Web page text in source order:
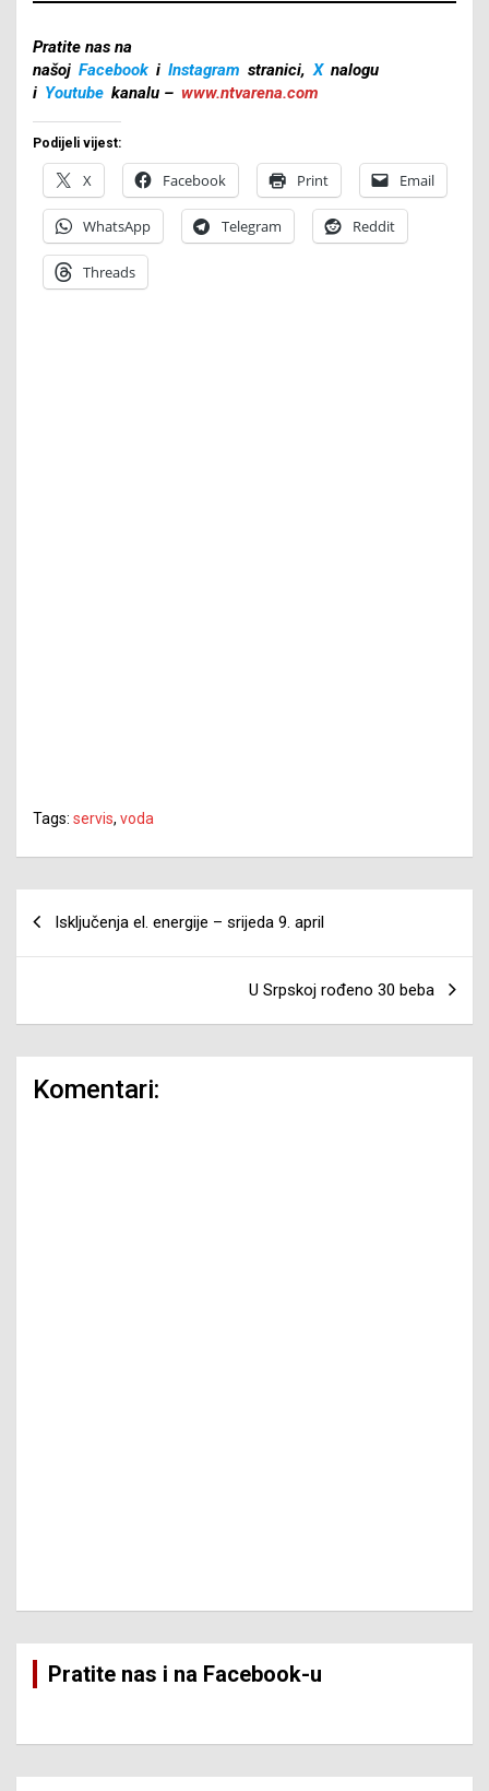
Pratite nas na
našoj Facebook i Instagram stranici, X nalogu
i Youtube kanalu – www.ntvarena.com
Podijeli vijest:
X Facebook Print Email
WhatsApp Telegram Reddit
Threads
Tags: servis, voda
članaka
Isključenja el. energije – srijeda 9. april
U Srpskoj rođeno 30 beba
Komentari:
Pratite nas i na Facebook-u